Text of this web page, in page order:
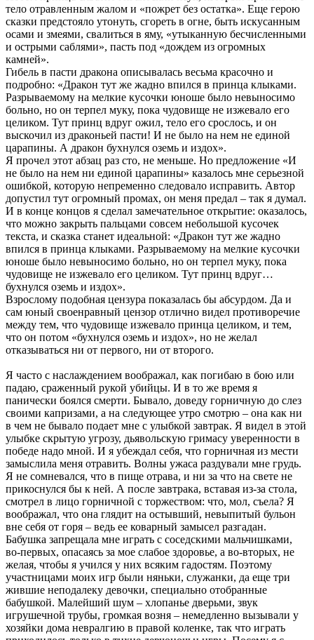
тело отравленным жалом и «пожрет без остатка». Еще герою
сказки предстояло утонуть, сгореть в огне, быть искусанным
осами и змеями, свалиться в яму, «утыканную бесчисленными
и острыми саблями», пасть под «дождем из огромных
камней».
Гибель в пасти дракона описывалась весьма красочно и
подробно: «Дракон тут же жадно впился в принца клыками.
Разрываемому на мелкие кусочки юноше было невыносимо
больно, но он терпел муку, пока чудовище не изжевало его
целиком. Тут принц вдруг ожил, тело его срослось, и он
выскочил из драконьей пасти! И не было на нем не единой
царапины. А дракон бухнулся оземь и издох».
Я прочел этот абзац раз сто, не меньше. Но предложение «И
не было на нем ни единой царапины» казалось мне серьезной
ошибкой, которую непременно следовало исправить. Автор
допустил тут огромный промах, он меня предал – так я думал.
И в конце концов я сделал замечательное открытие: оказалось,
что можно закрыть пальцами совсем небольшой кусочек
текста, и сказка станет идеальной: «Дракон тут же жадно
впился в принца клыками. Разрываемому на мелкие кусочки
юноше было невыносимо больно, но он терпел муку, пока
чудовище не изжевало его целиком. Тут принц вдруг…
бухнулся оземь и издох».
Взрослому подобная цензура показалась бы абсурдом. Да и
сам юный своенравный цензор отлично видел противоречие
между тем, что чудовище изжевало принца целиком, и тем,
что он потом «бухнулся оземь и издох», но не желал
отказываться ни от первого, ни от второго.
Я часто с наслаждением воображал, как погибаю в бою или
падаю, сраженный рукой убийцы. И в то же время я
панически боялся смерти. Бывало, доведу горничную до слез
своими капризами, а на следующее утро смотрю – она как ни
в чем не бывало подает мне с улыбкой завтрак. Я видел в этой
улыбке скрытую угрозу, дьявольскую гримасу уверенности в
победе надо мной. И я убеждал себя, что горничная из мести
замыслила меня отравить. Волны ужаса раздували мне грудь.
Я не сомневался, что в пище отрава, и ни за что на свете не
прикоснулся бы к ней. А после завтрака, вставая из-за стола,
смотрел в лицо горничной с торжеством: что, мол, съела? Я
воображал, что она глядит на остывший, невыпитый бульон
вне себя от горя – ведь ее коварный замысел разгадан.
Бабушка запрещала мне играть с соседскими мальчишками,
во-первых, опасаясь за мое слабое здоровье, а во-вторых, не
желая, чтобы я учился у них всяким гадостям. Поэтому
участницами моих игр были няньки, служанки, да еще три
жившие неподалеку девочки, специально отобранные
бабушкой. Малейший шум – хлопанье дверьми, звук
игрушечной трубы, громкая возня – немедленно вызывали у
хозяйки дома невралгию в правой коленке, так что играть